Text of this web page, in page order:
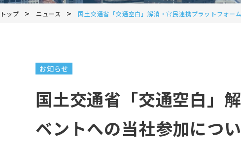
トップ > ニュース > 国土交通省「交通空白」解消・官民連携プラットフォー
お知らせ
国土交通省「交通空白」
ベントへの当社参加につ